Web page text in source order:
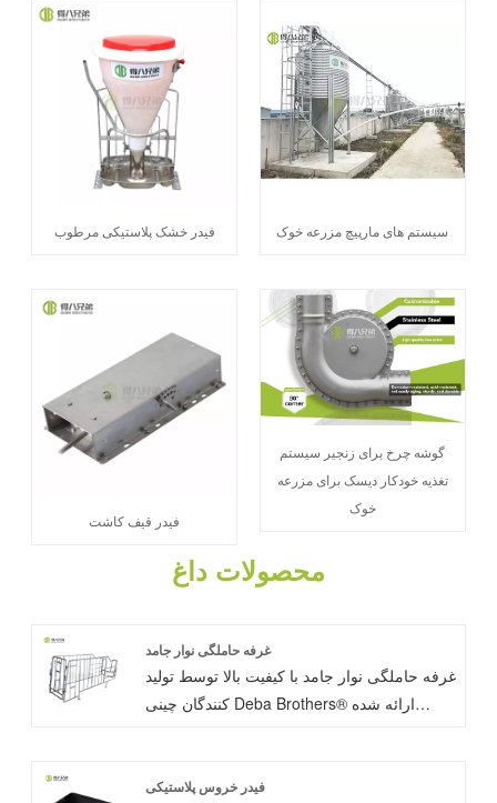
فیدر خشک پلاستیکی مرطوب سیستم های مارپیچ مزرعه خوک
فیدر قیف کاشت
گوشه چرخ برای زنجیر سیستم
تغذیه خودکار دیسک برای مزرعه
خوک
محصولات داغ
غرفه حاملگی نوار جامد
غرفه حاملگی نوار جامد با کیفیت بالا توسط تولید
کنندگان چینی Deba Brothers® ارائه شده
خوک های مورد نیاز را کاهش دهد و استفاده از
فیدر خروس پلاستیکی